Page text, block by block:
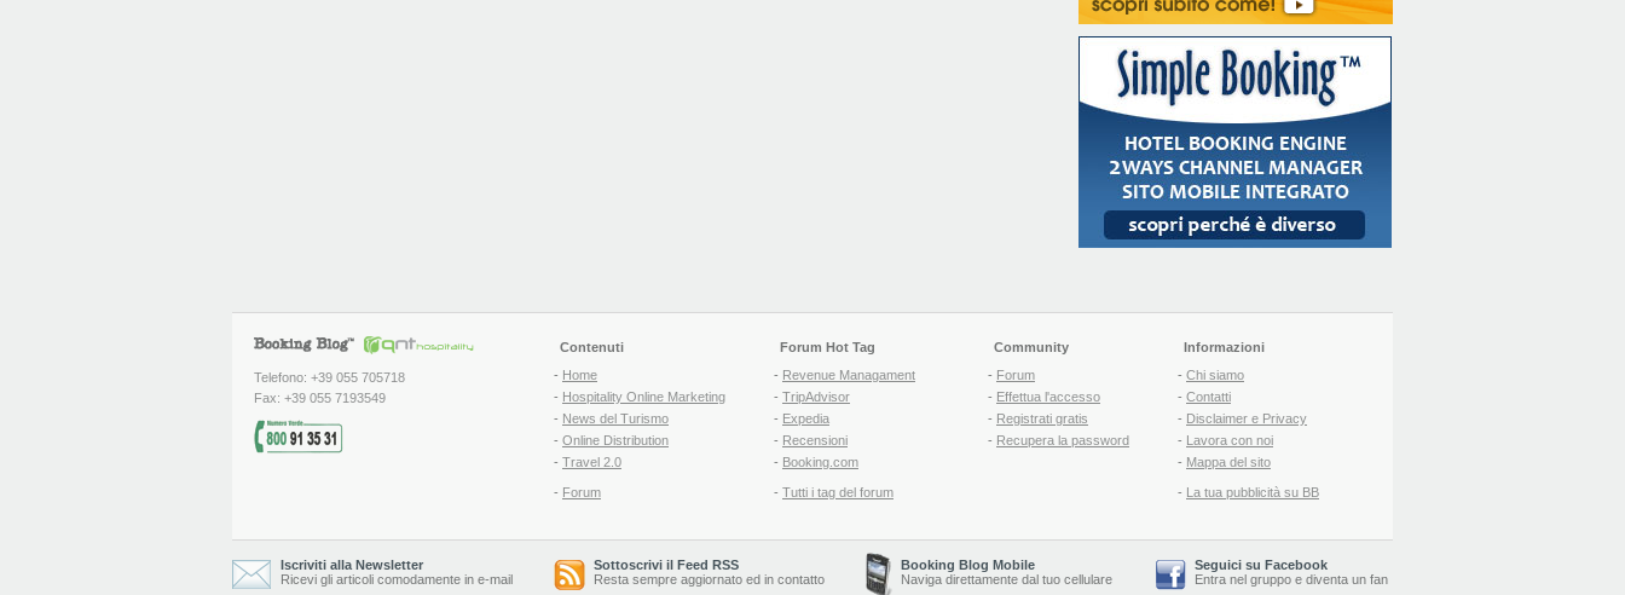
Telefono: +39 055 705718
Fax: +39 055 7193549
Contenuti
- Home
- Hospitality Online Marketing
- News del Turismo
- Online Distribution
- Travel 2.0
- Forum
Forum Hot Tag
- Revenue Managament
- TripAdvisor
- Expedia
- Recensioni
- Booking.com
- Tutti i tag del forum
Community
- Forum
- Effettua l'accesso
- Registrati gratis
- Recupera la password
Informazioni
- Chi siamo
- Contatti
- Disclaimer e Privacy
- Lavora con noi
- Mappa del sito
- La tua pubblicità su BB
Iscriviti alla Newsletter
Ricevi gli articoli comodamente in e-mail
Sottoscrivi il Feed RSS
Resta sempre aggiornato ed in contatto
Booking Blog Mobile
Naviga direttamente dal tuo cellulare
Seguici su Facebook
Entra nel gruppo e diventa un fan